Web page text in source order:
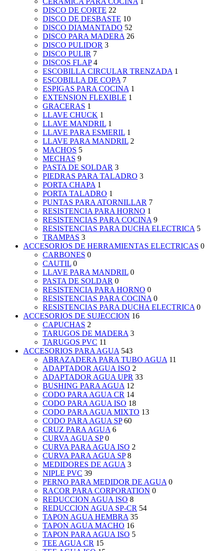
DISCO DE CORTE 22
DISCO DE DESBASTE 10
DISCO DIAMANTADO 52
DISCO PARA MADERA 26
DISCO PULIDOR 3
DISCO PULIR 7
DISCOS FLAP 4
ESCOBILLA CIRCULAR TRENZADA 1
ESCOBILLA DE COPA 7
ESPIGAS PARA COCINA 1
EXTENSION FLEXIBLE 1
GRACERAS 1
LLAVE CHUCK 1
LLAVE MANDRIL 1
LLAVE PARA ESMERIL 1
LLAVE PARA MANDRIL 2
MACHOS 5
MECHAS 9
PASTA DE SOLDAR 3
PIEDRAS PARA TALADRO 3
PORTA CHAPA 1
PORTA TALADRO 1
PUNTAS PARA ATORNILLAR 7
RESISTENCIA PARA HORNO 1
RESISTENCIAS PARA COCINA 9
RESISTENCIAS PARA DUCHA ELECTRICA 5
TRAMPAS 3
ACCESORIOS DE HERRAMIENTAS ELECTRICAS 0
CARBONES 0
CAUTIL 0
LLAVE PARA MANDRIL 0
PASTA DE SOLDAR 0
RESISTENCIA PARA HORNO 0
RESISTENCIAS PARA COCINA 0
RESISTENCIAS PARA DUCHA ELECTRICA 0
ACCESORIOS DE SUJECCION 16
CAPUCHAS 2
TARUGOS DE MADERA 3
TARUGOS PVC 11
ACCESORIOS PARA AGUA 543
ABRAZADERA PARA TUBO AGUA 11
ADAPTADOR AGUA ISO 2
ADAPTADOR AGUA UPR 33
BUSHING PARA AGUA 12
CODO PARA AGUA CR 14
CODO PARA AGUA ISO 18
CODO PARA AGUA MIXTO 13
CODO PARA AGUA SP 60
CRUZ PARA AGUA 6
CURVA AGUA SP 0
CURVA PARA AGUA ISO 2
CURVA PARA AGUA SP 8
MEDIDORES DE AGUA 3
NIPLE PVC 39
PERNO PARA MEDIDOR DE AGUA 0
RACOR PARA CORPORATION 0
REDUCCION AGUA ISO 8
REDUCCION AGUA SP-CR 54
TAPON AGUA HEMBRA 35
TAPON AGUA MACHO 16
TAPON PARA AGUA ISO 5
TEE AGUA CR 15